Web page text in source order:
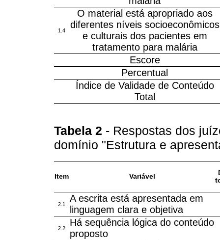
1.4
O material está apropriado aos
diferentes níveis socioeconômicos
e culturais dos pacientes em
tratamento para malária
Escore
Percentual
Índice de Validade de Conteúdo
Total
Tabela 2 - Respostas dos
domínio "Estrutura e
Item Variável
2.1
A escrita está apresentada em
linguagem clara e objetiva
2.2
Há sequência lógica do conteúdo
proposto